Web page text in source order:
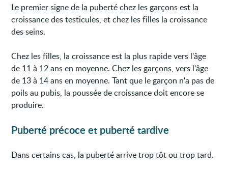
Le premier signe de la puberté chez les garçons est la
croissance des testicules, et chez les filles la croissance
des seins.
Chez les filles, la croissance est la plus rapide vers l'âge
de 11 à 12 ans en moyenne. Chez les garçons, vers l'âge
de 13 à 14 ans en moyenne. Tant que le garçon n'a pas de
poils au pubis, la poussée de croissance doit encore se
produire.
Puberté précoce et puberté tardive
Dans certains cas, la puberté arrive trop tôt ou trop tard.